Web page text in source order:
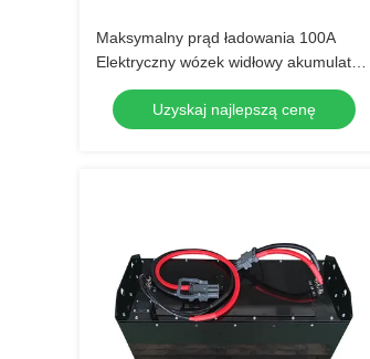
Maksymalny prąd ładowania 100A
Elektryczny wózek widłowy akumulator
48V napięcie dla optymalnej
wydajnościUzyskaj najlepszą cenę